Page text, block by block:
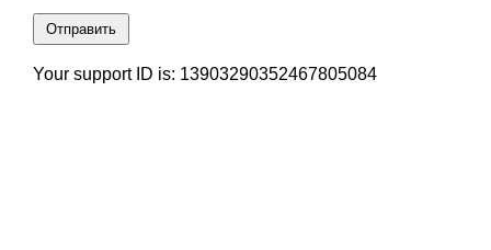
Отправить
Your support ID is: 13903290352467805084